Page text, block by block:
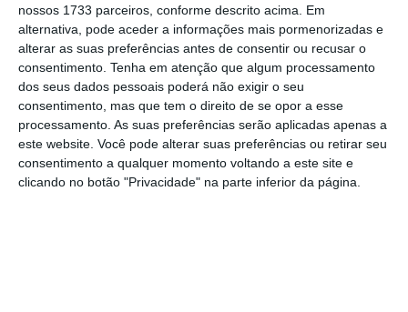
nossos 1733 parceiros, conforme descrito acima. Em
alternativa, pode aceder a informações mais pormenorizadas e
alterar as suas preferências antes de consentir ou recusar o
consentimento. Tenha em atenção que algum processamento
dos seus dados pessoais poderá não exigir o seu
consentimento, mas que tem o direito de se opor a esse
processamento. As suas preferências serão aplicadas apenas a
este website. Você pode alterar suas preferências ou retirar seu
consentimento a qualquer momento voltando a este site e
clicando no botão "Privacidade" na parte inferior da página.